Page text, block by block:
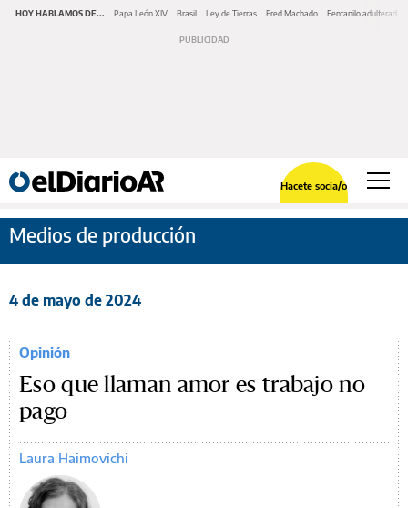
HOY HABLAMOS DE... Papa León XIV Brasil Ley de Tierras Fred Machado Fentanilo adulterado
Hacete socia/o
Medios de producción
4 de mayo de 2024
Opinión
Eso que llaman amor es trabajo no
pago
Laura Haimovichi